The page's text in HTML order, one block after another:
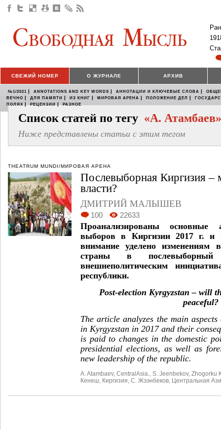
СВЕЖИЙ НОМЕР О ЖУРНАЛЕ АРХИВ
№1/2021 | ANNOTATIONS AND KEY WORDS | АННОТАЦИИ И КЛЮЧЕВЫЕ СЛОВА |
ВЕЧНО | ДЛЯ ПАМЯТИ | ИЗ КНИГ | МИРОВАЯ АРЕНА | ПОЛОЖЕНИЕ ДЕЛ |
ПОЛЯХ | РЕЦЕНЗИИ | РАЗНОЕ
Список статей по тегу «А. Атамбаев»
Ниже представлены статьи с этим тегом
THEATRUM MUNDI/МИРОВАЯ АРЕНА
Послевыборная Киргизия –
власти?
ДМИТРИЙ МАЛЫШЕВ
100 22633
Проанализированы основные
выборов в Киргизии 2017 г. и
внимание уделено изменениям
страны в
внешнеполитическим
республики.
Post-election Kyrgyzstan – will
peaceful?
The article analyzes the main
in Kyrgyzstan in 2017 and their
is paid to changes in the domestic
presidential elections, as well as
new leadership of the republic.
A. Atambaev, CentralAsia. S. Jeenbekov, Zhogorku
Кенеш Киргизия С. Жээнбеков Центральная